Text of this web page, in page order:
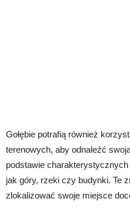
Gołębie potrafią również
terenowych, aby odnaleźć
podstawie
jak góry, rzeki czy budynki. Te
zlokalizować swoje miejsce